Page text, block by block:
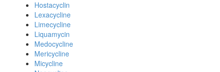
Hostacyclin
Lexacycline
Limecycline
Liquamycin
Medocycline
Mericycline
Micycline